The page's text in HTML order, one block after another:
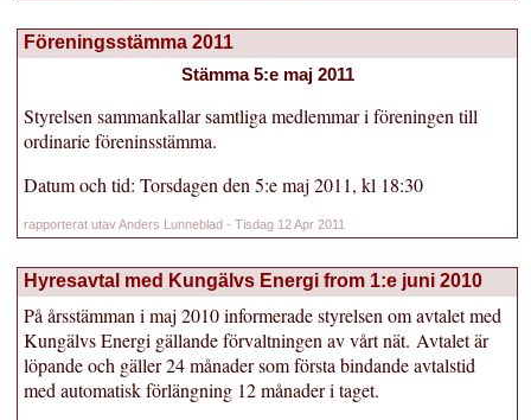
Föreningsstämma 2011
Stämma 5:e maj 2011
Styrelsen sammankallar samtliga medlemmar i föreningen till
ordinarie föreninsstämma.
Datum och tid: Torsdagen den 5:e maj 2011, kl 18:30
rapporterat utav Anders Lunneblad - Tisdag 12 Apr 2011
Hyresavtal med Kungälvs Energi from 1:e juni 2010
På årsstämman i maj 2010 informerade styrelsen om avtalet med
Kungälvs Energi gällande förvaltningen av vårt nät. Avtalet är
löpande och gäller 24 månader som första bindande avtalstid
med automatisk förlängning 12 månader i taget.